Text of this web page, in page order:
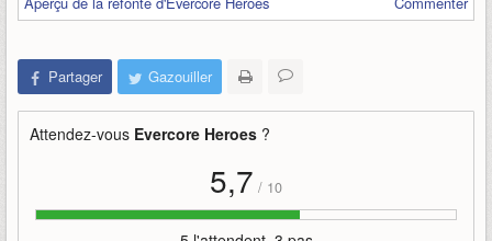
Partager Gazouiller
Attendez-vous Evercore Heroes ?
5,7 / 10